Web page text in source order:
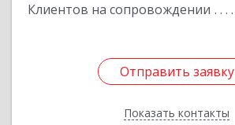
Клиентов на сопровождении
Отправить заявку
Показать контакты
Отправить заявку
Назад